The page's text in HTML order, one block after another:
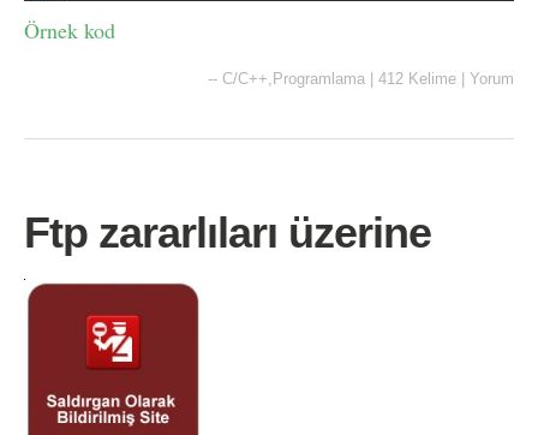
Örnek kod
-- C/C++, Programlama 412 Kelime Yorum
Ftp zararlıları üzerine